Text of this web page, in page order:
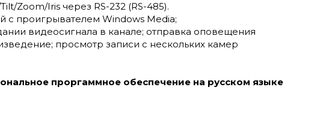
Zoom/Iris через RS-232 (RS-485).
с проигрывателем Windows Media;
видеосигнала в канале; отправка оповещения
просмотр записи с нескольких камер
проргаммное обеспечение на русском языке